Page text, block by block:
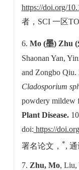
https://doi.org/
者，SCI 一区
6. Mo (墨) Zhu (
Shaonan Yan,
and Zongbo
Cladosporium
powdery mildew
Plant Disease.
doi: https://
署名论文， *,
7. Zhu, Mo, Liu,